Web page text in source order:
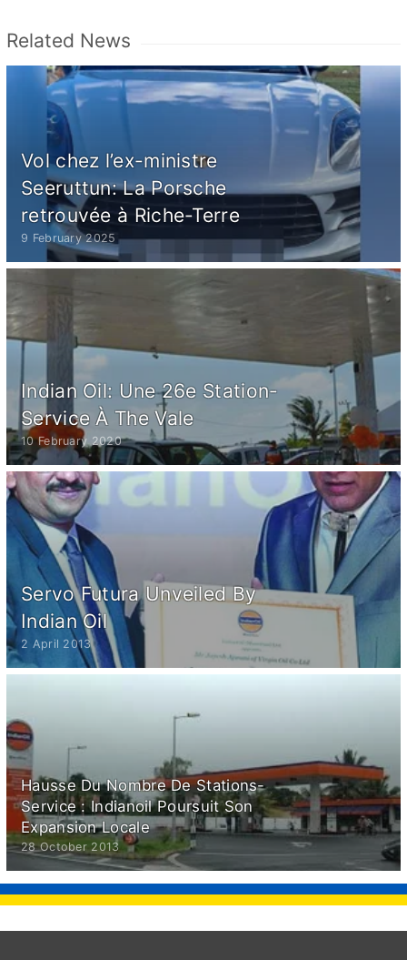
Related News
Vol chez l’ex-ministre
Seeruttun: La Porsche
retrouvée à Riche-Terre
9 February 2025
Indian Oil: Une 26e Station-
Service À The Vale
10 February 2020
Servo Futura Unveiled By
Indian Oil
2 April 2013
Hausse Du Nombre De Stations-
Service : Indianoil Poursuit Son
Expansion Locale
28 October 2013